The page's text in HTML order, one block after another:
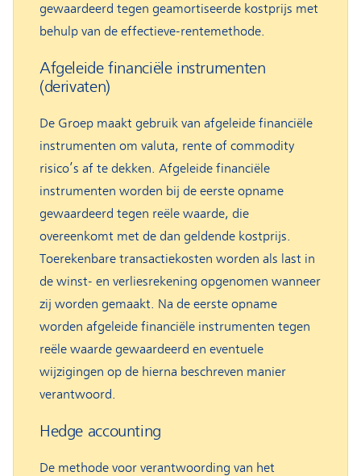
gewaardeerd tegen geamortiseerde kostprijs met
behulp van de effectieve-rentemethode.
Afgeleide financiële instrumenten
(derivaten)
De Groep maakt gebruik van afgeleide financiële
instrumenten om valuta, rente of commodity
risico’s af te dekken. Afgeleide financiële
instrumenten worden bij de eerste opname
gewaardeerd tegen reële waarde, die
overeenkomt met de dan geldende kostprijs.
Toerekenbare transactiekosten worden als last in
de winst- en verliesrekening opgenomen wanneer
zij worden gemaakt. Na de eerste opname
worden afgeleide financiële instrumenten tegen
reële waarde gewaardeerd en eventuele
wijzigingen op de hierna beschreven manier
verantwoord.
Hedge accounting
De methode voor verantwoording van het